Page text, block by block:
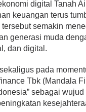
digital Tanah
keuangan terus
tersebut semakin
generasi muda
dan digital.
pada
Tbk (Mandala
sebagai